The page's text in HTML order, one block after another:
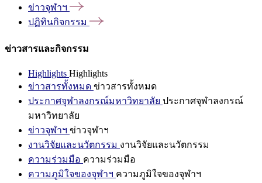
ข่าวจุฬาฯ
ปฏิทินกิจกรรม
ข่าวสารและกิจกรรม
Highlights Highlights
ข่าวสารทั้งหมด ข่าวสารทั้งหมด
ประกาศจุฬาลงกรณ์มหาวิทยาลัย ประกาศจุฬาลงกรณ์
มหาวิทยาลัย
ข่าวจุฬาฯ ข่าวจุฬาฯ
งานวิจัยและนวัตกรรม งานวิจัยและนวัตกรรม
ความร่วมมือ ความร่วมมือ
ความภูมิใจของจุฬาฯ ความภูมิใจของจุฬาฯ